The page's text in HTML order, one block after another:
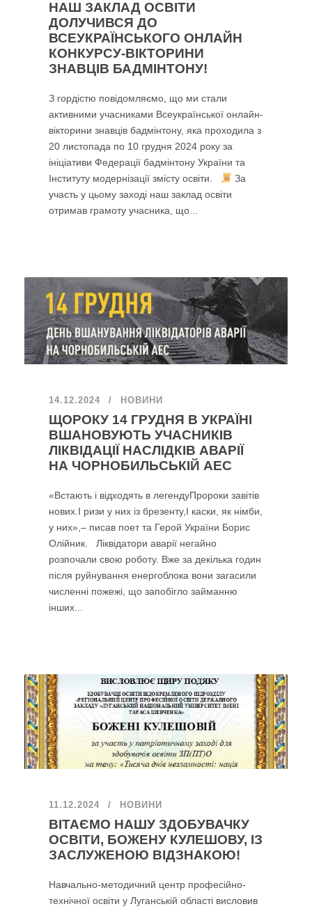
НАШ ЗАКЛАД ОСВІТИ
ДОЛУЧИВСЯ ДО
ВСЕУКРАЇНСЬКОГО ОНЛАЙН
КОНКУРСУ-ВІКТОРИНИ
ЗНАВЦІВ БАДМІНТОНУ!
З гордістю повідомляємо, що ми стали
активними учасниками Всеукраїнської онлайн-
вікторини знавців бадмінтону, яка проходила з
20 листопада по 10 грудня 2024 року за
ініціативи Федерації бадмінтону України та
Інституту модернізації змісту освіти.
За
участь у цьому заході наш заклад освіти
отримав грамоту учасника, що...
14.12.2024 НОВИНИ
ЩОРОКУ 14 ГРУДНЯ В УКРАЇНІ
ВШАНОВУЮТЬ УЧАСНИКІВ
ЛІКВІДАЦІЇ НАСЛІДКІВ АВАРІЇ
НА ЧОРНОБИЛЬСЬКІЙ АЕС
«Встають і відходять в легендуПророки завітів
нових.І ризи у них із брезенту,І каски, як німби,
у них»,– писав поет та Герой України Борис
Олійник. Ліквідатори аварії негайно
розпочали свою роботу. Вже за декілька годин
після руйнування енергоблока вони загасили
численні пожежі, що запобігло займанню
інших...
11.12.2024 НОВИНИ
ВІТАЄМО НАШУ ЗДОБУВАЧКУ
ОСВІТИ, БОЖЕНУ КУЛЕШОВУ, ІЗ
ЗАСЛУЖЕНОЮ ВІДЗНАКОЮ!
Навчально-методичний центр професійно-
технічної освіти у Луганській області висловив